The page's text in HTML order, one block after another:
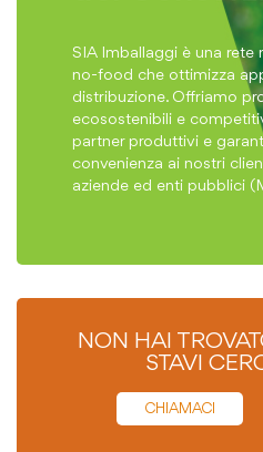
SIA Imballaggi è una rete
no-food che ottimizza
distribuzione. Offriamo
ecosostenibili e
partner produttivi e
convenienza ai nostri
aziende ed enti pubblici
NON HAI
STAVI
CHIAMACI